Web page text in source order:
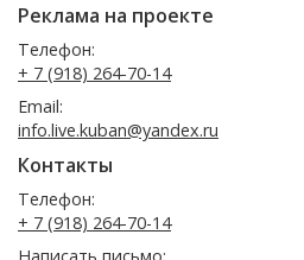
Реклама на проекте
Телефон:
+ 7 (918) 264-70-14
Email:
info.live.kuban@yandex.ru
Контакты
Телефон:
+ 7 (918) 264-70-14
Написать письмо: